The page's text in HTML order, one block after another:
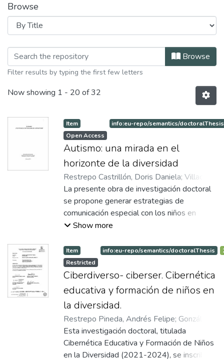
Browse
Browsing Doctorado Formación en
Browse
Filter results by typing the first few letters
Now showing 1 - 20 of 32
Item
Open Access
info:eu-repo/semantics/doctoralThesis
Autismo: una mirada en el
horizonte de la diversidad
Restrepo Castrillón, Doris Daniela; Villada
Osorio, Diego;Asesor
La presente obra de investigación doctoral
se propone generar estrategias de
comunicación especial con los niños en
condición de Trastorno del Espectro Autista
Fine Arts en Orlando, Florida (Estados
Unidos). A partir del supuesto de que la
persona en condición de autismo debe ser
tratada con una forma especial de
comunicación y no como una patología, se
hace un recorrido práctico y teórico por el
mundo del autismo. Así, el trabajo identifica
y describe estrategias pedagógicas que han
influido en la educación de las personas en
condición de autismo y su impacto social.
Show more
Item
Restricted
info:eu-repo/semantics/doctoralThesis
Ciberdiverso- ciberser. Cibernética
educativa y formación de niños en
la diversidad.
Restrepo Pineda, Andrés Felipe; González
González, Miguel Alberto;Asesor
Esta investigación doctoral, titulada
Cibernética Educativa y Formación de Niños
en la Diversidad (2021-2024), se inscribe